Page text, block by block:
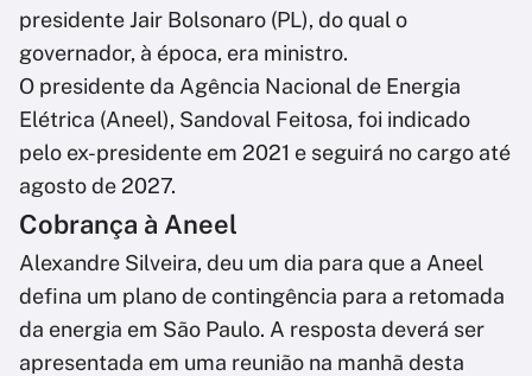
presidente Jair Bolsonaro (PL), do qual o
governador, à época, era ministro.
O presidente da Agência Nacional de Energia
Elétrica (Aneel), Sandoval Feitosa, foi indicado
pelo ex-presidente em 2021 e seguirá no cargo até
agosto de 2027.
Cobrança à Aneel
Alexandre Silveira, deu um dia para que a Aneel
defina um plano de contingência para a retomada
da energia em São Paulo. A resposta deverá ser
apresentada em uma reunião na manhã desta